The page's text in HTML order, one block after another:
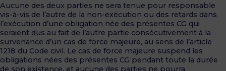
Aucune des deux parties ne sera tenue pour responsable
vis-à-vis de l’autre de la non-exécution ou des retards dans
l’exécution d’une obligation née des présentes CG qui
seraient dus au fait de l’autre partie consécutivement à la
survenance d’un cas de force majeure, au sens de l’article
1218 du Code civil. Le cas de force majeure suspend les
obligations nées des présentes CG pendant toute la durée
de son existence, et aucune des parties ne pourra,